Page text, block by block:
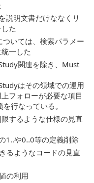
説明文書だけななくリ
た
いては、検索パラメー
一した
関連を除き、Must
はその領域での運用
フォローが必要な項目
行なっている。
するような仕様の見直
1..や0..0等の定義削除
るようなコードの見直
の利用